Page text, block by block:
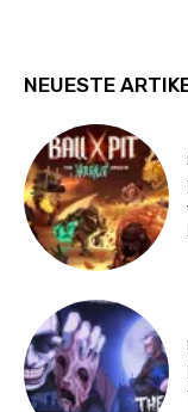
NEUESTE